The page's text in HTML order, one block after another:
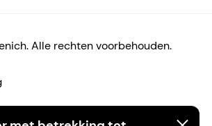
Alle rechten voorbehouden.